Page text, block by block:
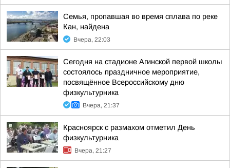
Семья, пропавшая во время сплава по реке
Кан, найдена
Вчера, 22:03
Сегодня на стадионе Агинской первой школы
состоялось праздничное мероприятие,
посвящённое Всероссийскому дню
физкультурника
Вчера, 21:37
Красноярск с размахом отметил День
физкультурника
Вчера, 21:27